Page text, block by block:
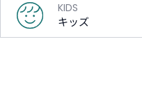
KIDS
キッズ